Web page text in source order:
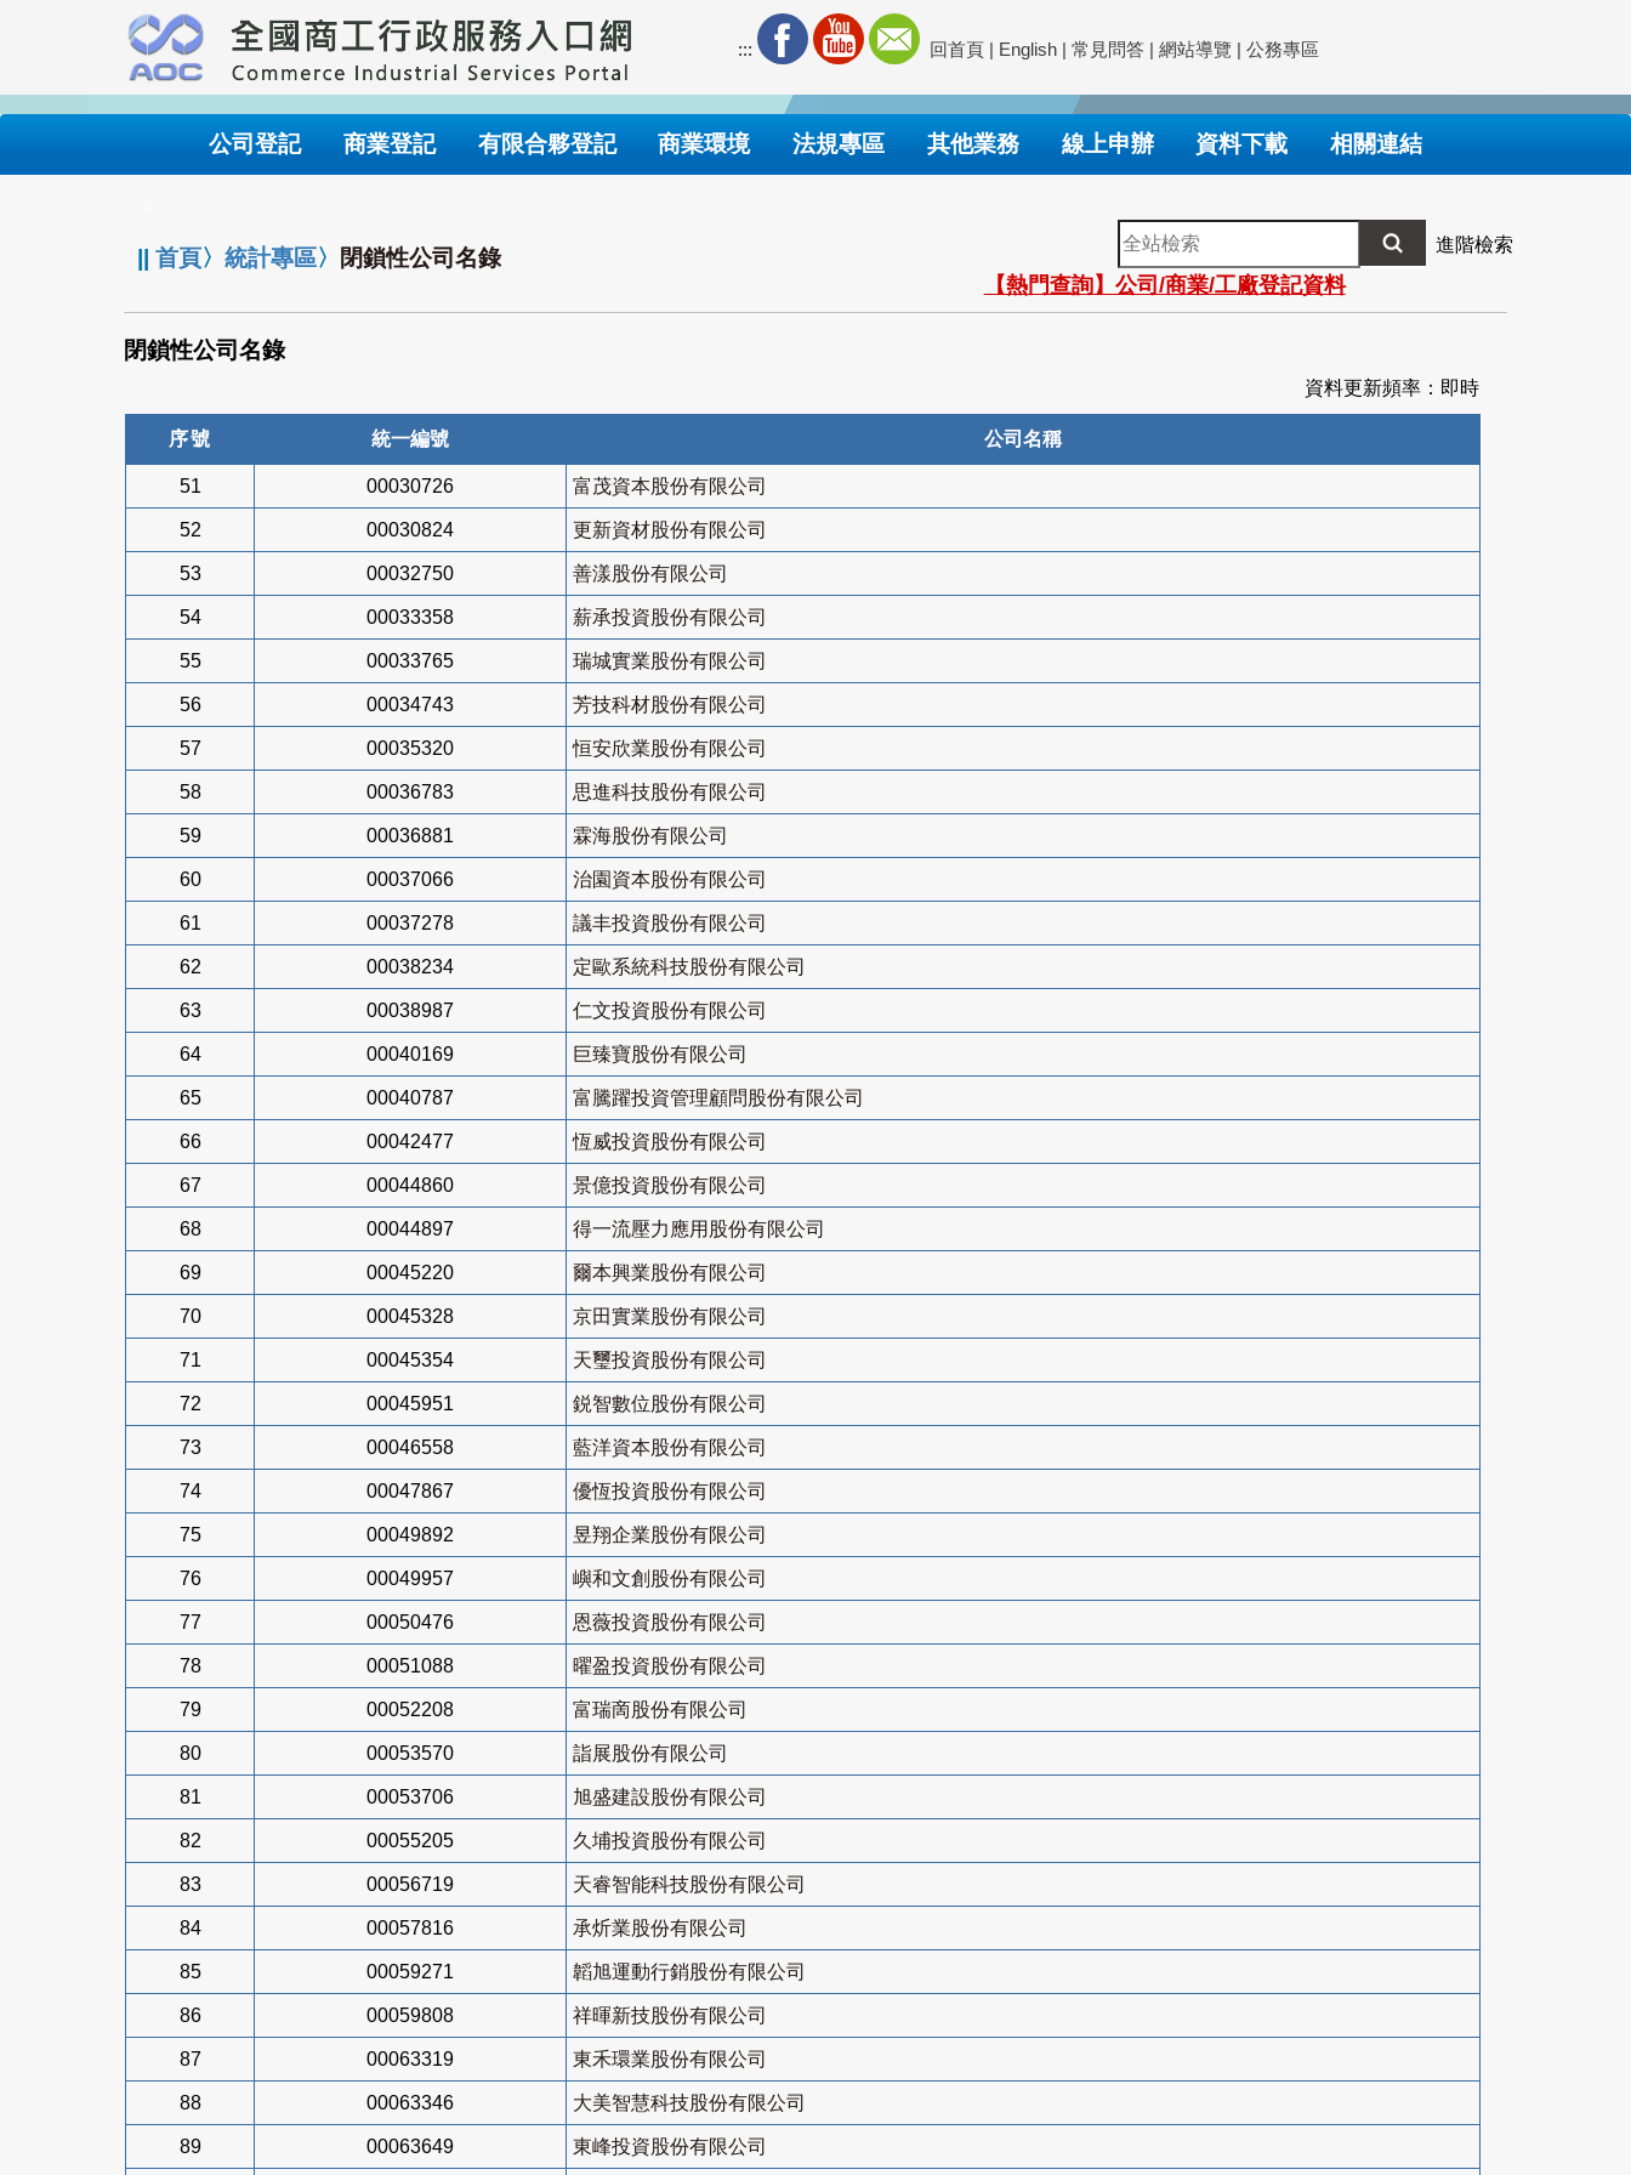
要
內
::: 回首頁 | English | 常見問答 | 網站導覽 | 公務專區
公司登記 商業登記 有限合夥登記 商業環境 法規專區 其他業務 線上申辦 資料下載 相關連結
||首頁〉統計專區〉 閉鎖性公司名錄
全
站
檢
索
進階檢索
【熱門查詢】公司/商業/工廠登記資料
閉鎖性公司名錄
資料更新頻率：即時
序號 統一編號 公司名稱
51 00030726 富茂資本股份有限公司
52 00030824 更新資材股份有限公司
53 00032750 善漾股份有限公司
54 00033358 薪承投資股份有限公司
55 00033765 瑞城實業股份有限公司
56 00034743 芳技科材股份有限公司
57 00035320 恒安欣業股份有限公司
58 00036783 思進科技股份有限公司
59 00036881 霖海股份有限公司
60 00037066 治園資本股份有限公司
61 00037278 議丰投資股份有限公司
62 00038234 定歐系統科技股份有限公司
63 00038987 仁文投資股份有限公司
64 00040169 巨臻寶股份有限公司
65 00040787 富騰躍投資管理顧問股份有限公司
66 00042477 恆威投資股份有限公司
67 00044860 景億投資股份有限公司
68 00044897 得一流壓力應用股份有限公司
69 00045220 爾本興業股份有限公司
70 00045328 京田實業股份有限公司
71 00045354 天璽投資股份有限公司
72 00045951 鋭智數位股份有限公司
73 00046558 藍洋資本股份有限公司
74 00047867 優恆投資股份有限公司
75 00049892 昱翔企業股份有限公司
76 00049957 嶼和文創股份有限公司
77 00050476 恩薇投資股份有限公司
78 00051088 曜盈投資股份有限公司
79 00052208 富瑞啇股份有限公司
80 00053570 詣展股份有限公司
81 00053706 旭盛建設股份有限公司
82 00055205 久埔投資股份有限公司
83 00056719 天睿智能科技股份有限公司
84 00057816 承炘業股份有限公司
85 00059271 韜旭運動行銷股份有限公司
86 00059808 祥暉新技股份有限公司
87 00063319 東禾環業股份有限公司
88 00063346 大美智慧科技股份有限公司
89 00063649 東峰投資股份有限公司